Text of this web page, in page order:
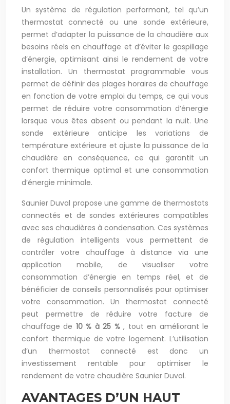
Un système de régulation performant, tel qu’un
thermostat connecté ou une sonde extérieure,
permet d’adapter la puissance de la chaudière aux
besoins réels en chauffage et d’éviter le gaspillage
d’énergie, optimisant ainsi le rendement de votre
installation. Un thermostat programmable vous
permet de définir des plages horaires de chauffage
en fonction de votre emploi du temps, ce qui vous
permet de réduire votre consommation d’énergie
lorsque vous êtes absent ou pendant la nuit. Une
sonde extérieure anticipe les variations de
température extérieure et ajuste la puissance de la
chaudière en conséquence, ce qui garantit un
confort thermique optimal et une consommation
d’énergie minimale.
Saunier Duval propose une gamme de thermostats
connectés et de sondes extérieures compatibles
avec ses chaudières à condensation. Ces systèmes
de régulation intelligents vous permettent de
contrôler votre chauffage à distance via une
application mobile, de visualiser votre
consommation d’énergie en temps réel, et de
bénéficier de conseils personnalisés pour optimiser
votre consommation. Un thermostat connecté
peut permettre de réduire votre facture de
chauffage de 10 % à 25 %, tout en améliorant le
confort thermique de votre logement. L’utilisation
d’un thermostat connecté est donc un
investissement rentable pour optimiser le
rendement de votre chaudière Saunier Duval.
AVANTAGES D’UN HAUT